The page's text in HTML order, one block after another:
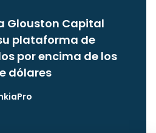
Glouston Capital
plataforma de
por encima de los
dólares